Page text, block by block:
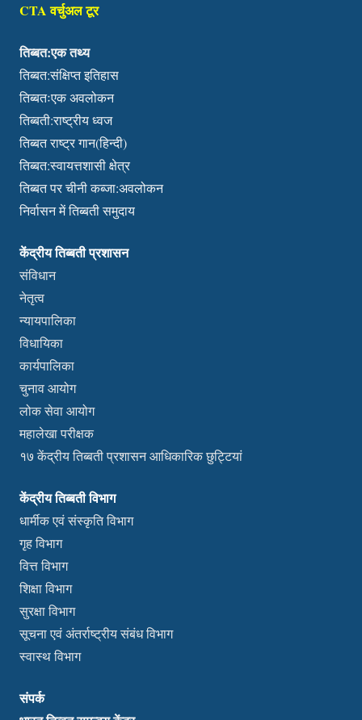
CTA वर्चुअल टूर
तिब्बत:एक तथ्य
तिब्बत:संक्षिप्त इतिहास
तिब्बतःएक अवलोकन
तिब्बती:राष्ट्रीय ध्वज
तिब्बत राष्ट्र गान(हिन्दी)
तिब्बत:स्वायत्तशासी क्षेत्र
तिब्बत पर चीनी कब्जा:अवलोकन
निर्वासन में तिब्बती समुदाय
केंद्रीय तिब्बती प्रशासन
संविधान
नेतृत्व
न्यायपालिका
विधायिका
कार्यपालिका
चुनाव आयोग
लोक सेवा आयोग
महालेखा परीक्षक
१७ केंद्रीय तिब्बती प्रशासन आधिकारिक छुट्टियां
केंद्रीय तिब्बती विभाग
धार्मीक एवं संस्कृति विभाग
गृह विभाग
वित्त विभाग
शिक्षा विभाग
सुरक्षा विभाग
सूचना एवं अंतर्राष्ट्रीय संबंध विभाग
स्वास्थ विभाग
संपर्क